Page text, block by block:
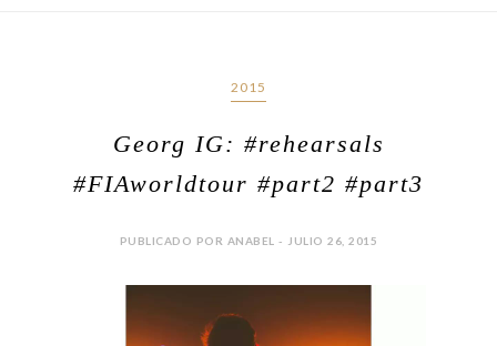
2015
Georg IG: #rehearsals
#FIAworldtour #part2 #part3
PUBLICADO POR ANABEL - JULIO 26, 2015